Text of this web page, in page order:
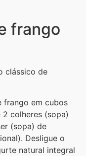
frango
clássico de
frango em cubos
colheres (sopa)
(sopa) de
Desligue o
natural integral